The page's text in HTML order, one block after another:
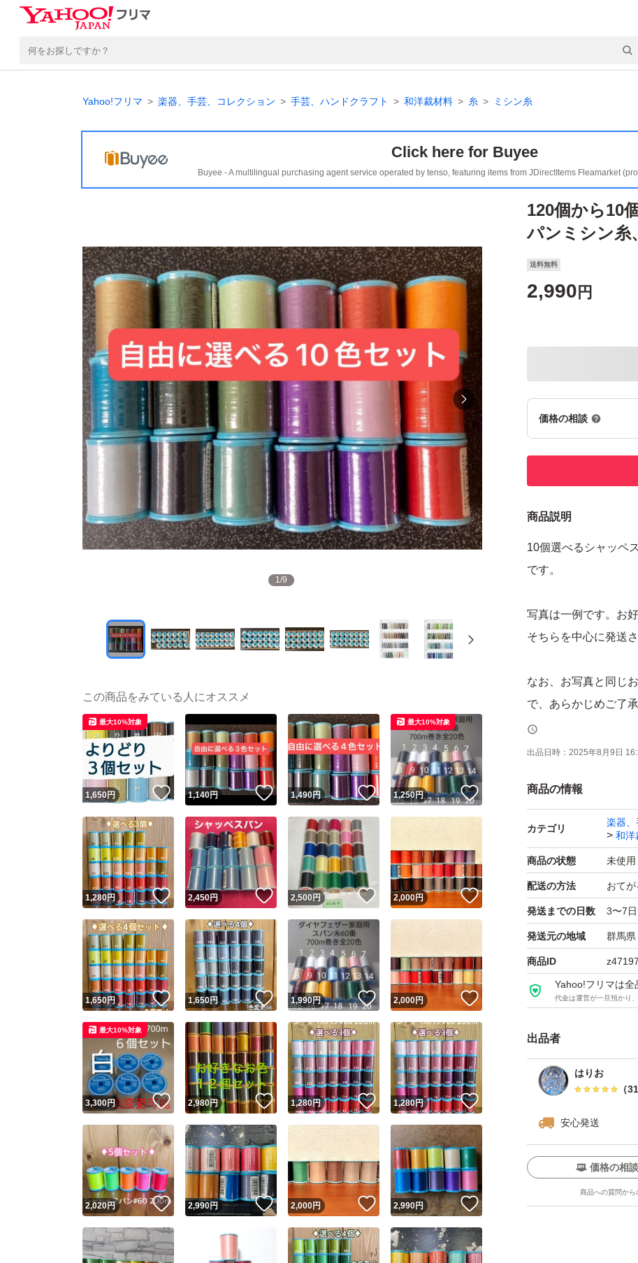
Yahoo!フリマ 楽器、手芸、コレクション 手芸、ハンドクラフト 和洋裁材料 糸 ミシン糸
Click here for Buyee
Buyee - A multilingual purchasing agent service operated by tenso, featuring items from JDirectItems Fleamarket
1/9
120個から10
パンミシン糸
送料無料
2,990 円
価格の相談
商品説明
10個選べるシャッペ
です。
写真は一例です。お
そちらを中心に発送
なお、お写真と同じ
で、あらかじめご了
未使用品で、箱に入
ーー手元にあるミシ
赤系・ピンク系・白
2 (x2), 4, 7, 10 (x2),
14, 216, 219, 221,
黄・茶系
47, 50, 56, 59, 67, 68,
0, 131, 134, 142,
229, 231, 232, 233,
緑系
256, 258, 260, 261,
青系・紫系
出品日時： 2025年8月9日
商品の情報
カテゴリ
楽器、
和洋
商品の状態 未使用
配送の方法 おてが
発送までの日数 3〜7
発送元の地域 群馬県
商品ID
Yahoo!フリマは全
代金は運営が一旦預かり
出品者
はりお
（
安心発送
価格の相談
商品への質問か
この商品をみている人にオススメ
1,650円 いいね！
最大10%対象
1,140円 いいね！
1,490円 いいね！
1,250円
最大10%対象
1,280円 いいね！
2,450円 いいね！
2,500円 いいね！
2,000円 いいね！
1,650円 いいね！
1,650円 いいね！
1,990円 いいね！
2,000円 いいね！
3,300円 いいね！
最大10%対象
2,980円 いいね！
1,280円 いいね！
1,280円
2,020円 いいね！
2,990円 いいね！
2,000円 いいね！
2,990円 いいね！